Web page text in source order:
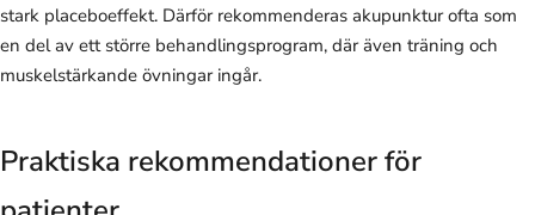
stark placeboeffekt. Därför rekommenderas akupunktur ofta som
en del av ett större behandlingsprogram, där även träning och
muskelstärkande övningar ingår.
Praktiska rekommendationer för